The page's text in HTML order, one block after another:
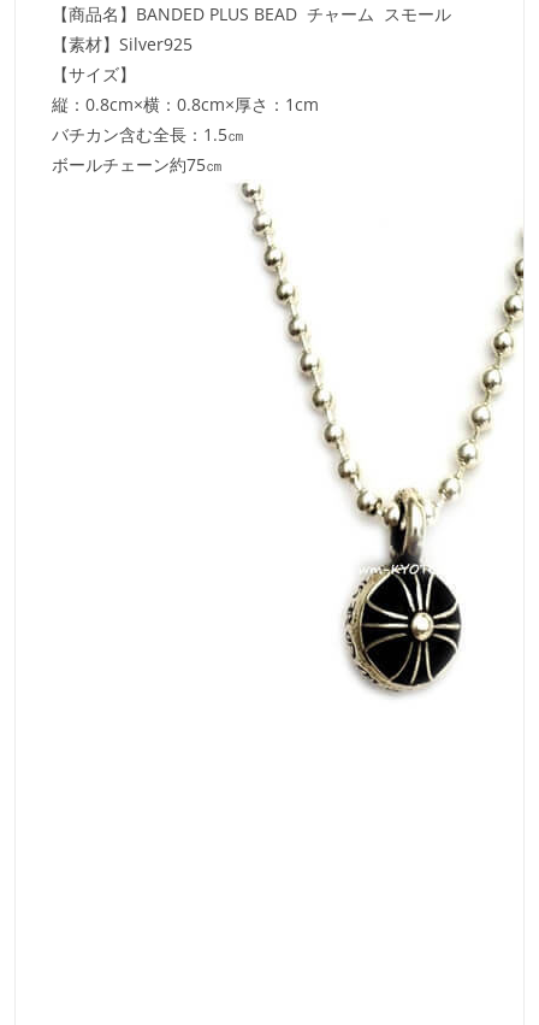
【商品名】BANDED PLUS BEAD チャーム スモール
【素材】Silver925
【サイズ】
縦：0.8cm×横：0.8cm×厚さ：1cm
バチカン含む全長：1.5㎝
ボールチェーン約75㎝